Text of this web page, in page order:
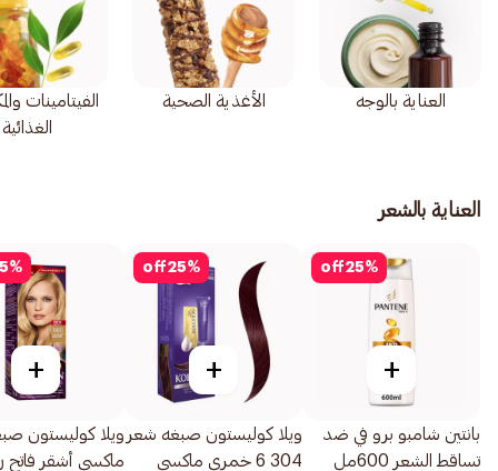
العناية بالوجه الأغذية الصحية
الفيتامينات
الغذائية
العناية بالشعر
25%
off
+
بانتين شامبو برو في ضد
تساقط الشعر 600مل
25%
off
+
ويلا كوليستون صبغه شعر
304 6 خمري ماكسي
%
+
ويلا كوليستون
ماكسي أشقر فاتح